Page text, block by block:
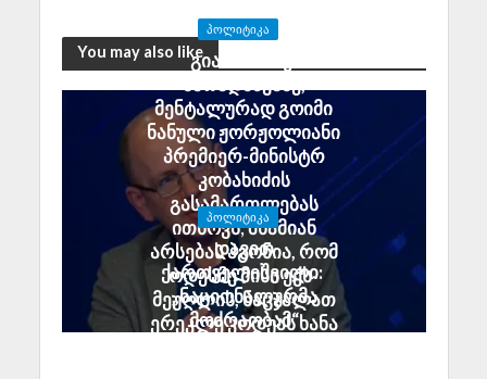
You may also like
ᲞᲝᲚᲘᲢᲘᲙᲐ
გია აბაშიძე:
მენტალურად გოიმი
ნანული ჟორჟოლიანი
პრემიერ-მინისტრ
კობახიძის
გასამართლებას
ითხოვს; შხამიან
არსებას ჰგონია, რომ
ოდესმე მისი ექს-
მეუღლის, ნაცჯალათ
ერეკლე კოდუას ხანა
ᲞᲝᲚᲘᲢᲘᲙᲐ
დავით
ქართველიშვილი:
„ნაციონალურმა
მოძრაობამ“